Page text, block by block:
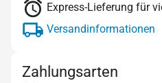
Express-Lieferung für
Versandinformationen
Zahlungsarten